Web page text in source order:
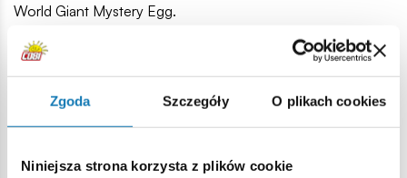
Zgoda Szczegóły O plikach cookies
Niniejsza strona korzysta z plików cookie
World Giant Mystery Egg.
Bonkers Toys stoi również za oficjalną kolekcją zabawek
inspirowaną viralowym hitem Skibidi Toilet – dynamiczną
serią z YouTube, w której toalety z ludzkimi głowami walczą
z humanoidami o głowach w kształcie kamer, telewizorów i
głośników.
Z biegiem lat firma sukcesywnie poszerzała swoje portfolio